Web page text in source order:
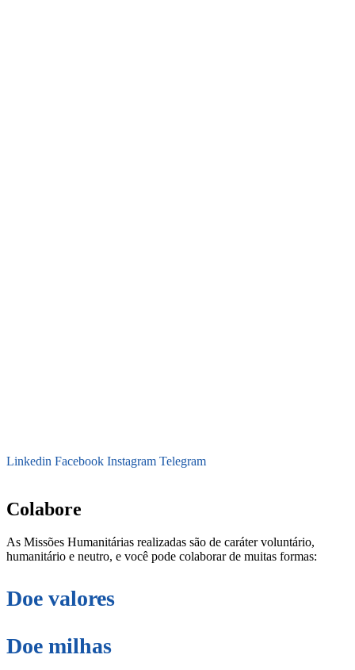
Linkedin Facebook Instagram Telegram
Colabore
As Missões Humanitárias realizadas são de caráter voluntário,
humanitário e neutro, e você pode colaborar de muitas formas:
Doe valores
Doe milhas